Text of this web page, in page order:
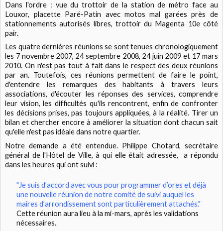
Dans l'ordre : vue du trottoir de la station de métro face au
Louxor, placette Paré-Patin avec motos mal garées près de
stationnements autorisés libres, trottoir du Magenta 10e côté
pair.
Les quatre dernières réunions se sont tenues chronologiquement
les 7 novembre 2007, 24 septembre 2008, 24 juin 2009 et 17 mars
2010. On n'est pas tout à fait dans le respect des deux réunions
par an. Toutefois, ces réunions permettent de faire le point,
d'entendre les remarques des habitants à travers leurs
associations, d'écouter les réponses des services, comprendre
leur vision, les difficultés qu'ils rencontrent, enfin de confronter
les décisions prises, pas toujours appliquées, à la réalité. Tirer un
bilan et chercher encore à améliorer la situation dont chacun sait
qu'elle n'est pas idéale dans notre quartier.
Notre demande a été entendue. Philippe Chotard, secrétaire
général de l'Hôtel de Ville, à qui elle était adressée, a répondu
dans les heures qui ont suivi :
"Je suis d’accord avec vous pour programmer d’ores et déjà
une nouvelle réunion de notre comité de suivi auquel les
maires d’arrondissement sont particulièrement attachés."
Cette réunion aura lieu à la mi-mars, après les validations
nécessaires.